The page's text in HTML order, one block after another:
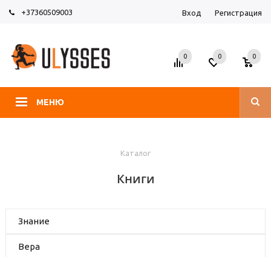
+37360509003 Вход Регистрация
МЕНЮ
0 0 0
Каталог
Книги
Знание
Вера